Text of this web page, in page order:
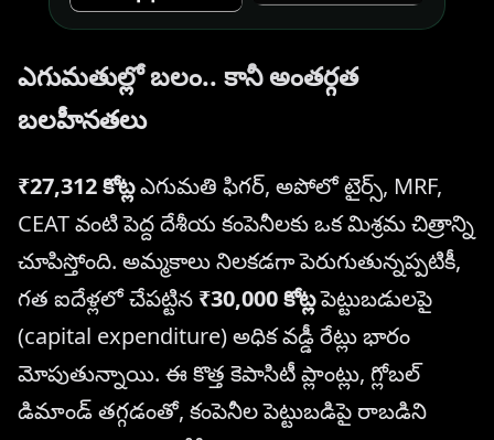
ఎగుమతుల్లో బలం.. కానీ అంతర్గత
బలహీనతలు
₹27,312 కోట్లఎగుమతి ఫిగర్, అపోలో టైర్స్, MRF,
CEAT వంటి పెద్ద దేశీయ కంపెనీలకు ఒక మిశ్రమ చిత్రాన్ని
చూపిస్తోంది. అమ్మకాలు నిలకడగా పెరుగుతున్నప్పటికీ,
గత ఐదేళ్లలో చేపట్టిన ₹30,000 కోట్లపెట్టుబడులపై
(capital expenditure) అధిక వడ్డీ రేట్లు భారం
మోపుతున్నాయి. ఈ కొత్త కెపాసిటీ ప్లాంట్లు, గ్లోబల్
డిమాండ్ తగ్గడంతో, కంపెనీల పెట్టుబడిపై రాబడిని